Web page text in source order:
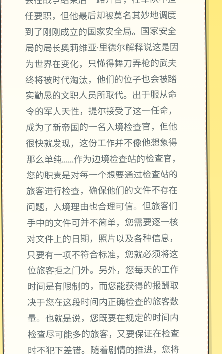
任要职，但他最后却被莫名其妙地调度
到了刚刚成立的国家安全局。国家安全
局的局长奥莉维亚·里德尔解释说这是因
为世界在变化，只懂得舞刀弄枪的武夫
终将被时代淘汰，他们的位子也会被踏
实勤恳的文职人员所取代。出于服从命
令的军人天性，提尔接受了这一任命，
成为了新帝国的一名入境检查官，但他
很快就发现，这份工作并不像他想象得
那么单纯……作为边境检查站的检查官，
您的职责是对每一个想要通过检查站的
旅客进行检查，确保他们的文件不存在
问题，入境理由也合理可信。但旅客们
手中的文件可并不简单，您需要逐一核
对文件上的日期，照片以及各种信息，
只要有一项不符合标准，您就必须将这
位旅客拒之门外。另外，您每天的工作
时间是有限制的，而您能获得的报酬取
决于您在这段时间内正确检查的旅客数
量。也就是说，您既要在规定的时间内
检查尽可能多的旅客，又要保证在检查
时不犯下差错。随着剧情的推进，您将